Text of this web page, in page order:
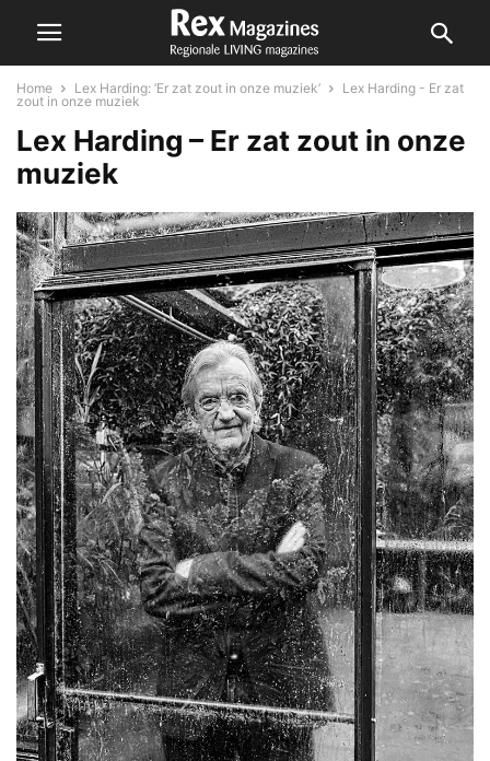
Home Lex Harding: ‘Er zat zout in onze muziek’
Lex Harding - Er zat
zout in onze muziek
Lex Harding – Er zat zout in onze
muziek